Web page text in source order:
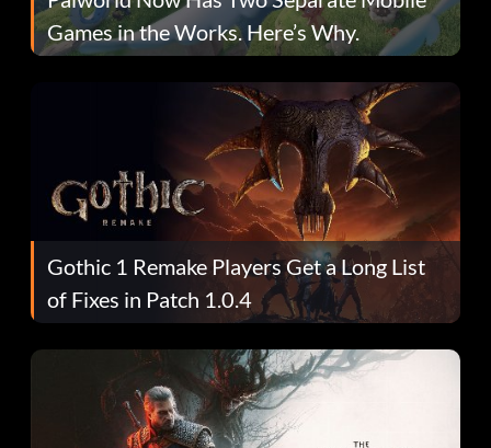
Games in the Works. Here’s Why.
Gothic 1 Remake Players Get a Long List
of Fixes in Patch 1.0.4